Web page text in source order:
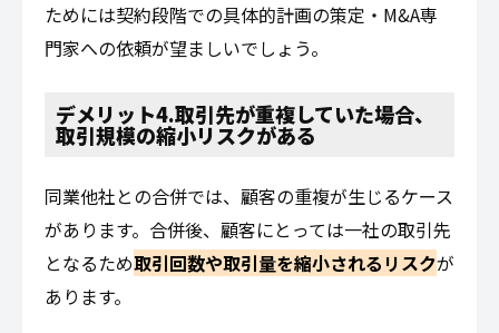
ためには契約段階での具体的計画の策定・M&A専
門家への依頼が望ましいでしょう。
デメリット4.取引先が重複していた場合、
取引規模の縮小リスクがある
同業他社との合併では、顧客の重複が生じるケース
があります。合併後、顧客にとっては一社の取引先
となるため取引回数や取引量を縮小されるリスクが
あります。